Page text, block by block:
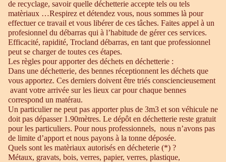
de recyclage, savoir quelle déchetterie accepte tels ou tels
matèriaux …Respirez et détendez vous, nous sommes là pour
effectuer ce travail et vous libérer de ces tâches. Faites appel à un
profesionnel du débarras qui à l’habitude de gérer ces services.
Efficacité, rapidité, Trocland débarras, en tant que professionnel
peut se charger de toutes ces étapes.
Les règles pour apporter des déchets en déchetterie :
Dans une déchetterie, des bennes réceptionnent les déchets que
vous apportez. Ces derniers doivent être triés consciencieusement
avant votre arrivée sur les lieux car pour chaque bennes
correspond un matérau.
Un particulier ne peut pas apporter plus de 3m3 et son véhicule ne
doit pas dépasser 1.90mètres. Le dépôt en déchetterie reste gratuit
pour les particuliers. Pour nous professionnels, nous n’avons pas
de limite d’apport et nous payons à la tonne déposée.
Quels sont les matèriaux autorisés en décheterie (*) ?
Métaux, gravats, bois, verres, papier, verres, plastique,